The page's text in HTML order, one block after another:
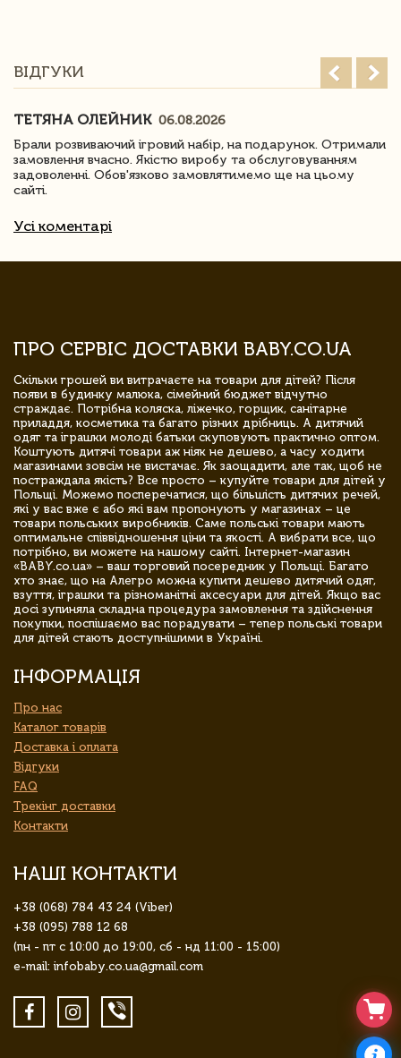
ВІДГУКИ
ТЕТЯНА ОЛЕЙНИК 06.08.2026
Брали розвиваючий ігровий набір, на подарунок. Отримали
замовлення вчасно. Якістю виробу та обслуговуванням
задоволенні. Обов'язково замовлятимемо ще на цьому
сайті.
Усі коментарі
ПРО СЕРВІС ДОСТАВКИ BABY.CO.UA
Скільки грошей ви витрачаєте на товари для дітей? Після
появи в будинку малюка, сімейний бюджет відчутно
страждає. Потрібна коляска, ліжечко, горщик, санітарне
приладдя, косметика та багато різних дрібниць. А дитячий
одяг та іграшки молоді батьки скуповують практично оптом.
Коштують дитячі товари аж ніяк не дешево, а часу ходити
магазинами зовсім не вистачає. Як заощадити, але так, щоб не
постраждала якість? Все просто – купуйте товари для дітей у
Польщі. Можемо посперечатися, що більшість дитячих речей,
які у вас вже є або які вам пропонують у магазинах – це
товари польських виробників. Саме польські товари мають
оптимальне співвідношення ціни та якості. А вибрати все, що
потрібно, ви можете на нашому сайті. Інтернет-магазин
«BABY.co.ua» – ваш торговий посередник у Польщі. Багато
хто знає, що на Алегро можна купити дешево дитячий одяг,
взуття, іграшки та різноманітні аксесуари для дітей. Якщо вас
досі зупиняла складна процедура замовлення та здійснення
покупки, поспішаємо вас порадувати – тепер польські товари
для дітей стають доступнішими в Україні.
ІНФОРМАЦІЯ
Про нас
Каталог товарів
Доставка і оплата
Відгуки
FAQ
Трекінг доставки
Контакти
НАШІ КОНТАКТИ
+38 (068) 784 43 24 (Viber)
+38 (095) 788 12 68
(пн - пт с 10:00 до 19:00, сб - нд 11:00 - 15:00)
e-mail: infobaby.co.ua@gmail.com